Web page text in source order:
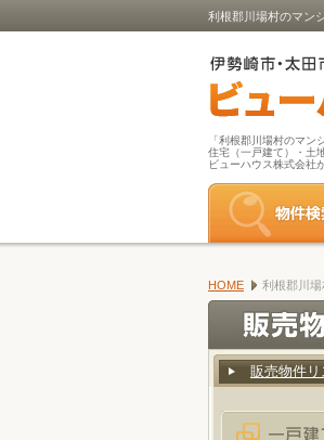
利根郡川場村のマン
「利根郡川場村のマ
住宅（一戸建て）・土
ビューハウス株式会社
HOME 利根郡川
販売物件